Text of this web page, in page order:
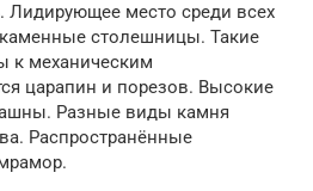
Лидирующее место среди всех
столешницы. Такие
к механическим
царапин и порезов. Высокие
Разные виды камня
Распространённые